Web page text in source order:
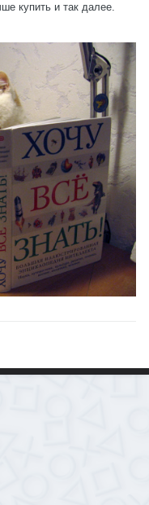
купить и так далее.